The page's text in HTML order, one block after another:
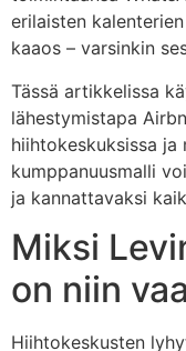
erilaisten
kaaos – varsinkin
Tässä artikkelissa
lähestymistapa
hiihtokeskuksissa ja
kumppanuusmalli
ja kannattavaksi
Miksi
on niin
Hiihtokeskusten